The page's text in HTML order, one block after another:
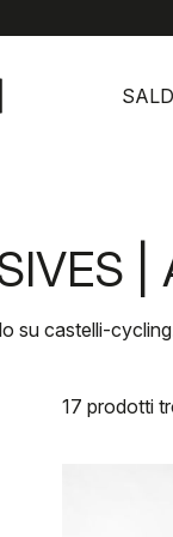
su castelli-
17 prodotti